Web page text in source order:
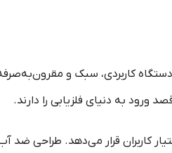
کاربردی، سبک و
ورود به دنیای فلزیابی را دارند.
کاربران قرار می‌دهد. طراحی ضد